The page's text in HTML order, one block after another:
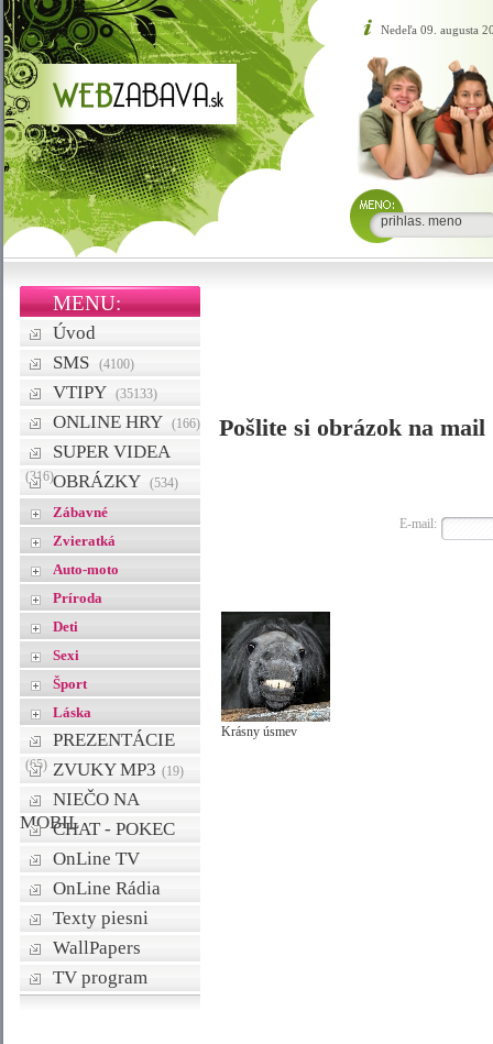
Nedeľa 09. augusta
MENU:
Úvod
SMS
(4100)
VTIPY (35133)
ONLINE HRY (166)
SUPER VIDEA
(316)OBRÁZKY (534)
Zábavné
Zvieratká
Auto-moto
Príroda
Deti
Sexi
Šport
Láska
PREZENTÁCIE
(65) ZVUKY MP3 (19)
NIEČO NA
MOBILCHAT - POKEC
OnLine TV
OnLine Rádia
Texty piesni
WallPapers
TV program
Pošlite si obrázok na mail
E-mail:
Krásny úsmev